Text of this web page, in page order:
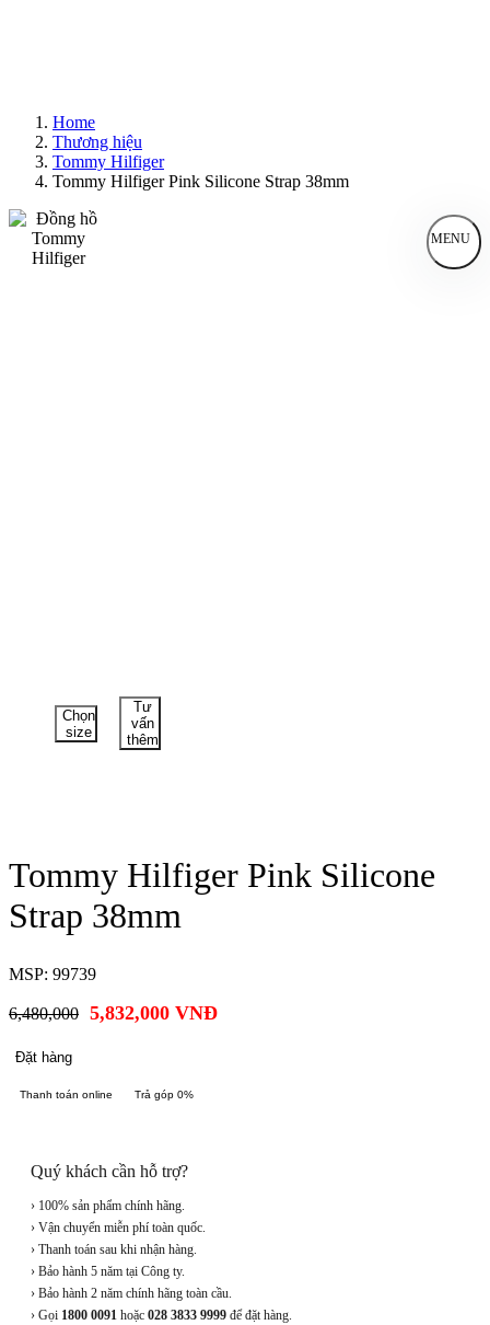
Home
Thương hiệu
Tommy Hilfiger
Tommy Hilfiger Pink Silicone Strap 38mm
MENU
Chọn
size
Tư
vấn
thêm
Tommy Hilfiger Pink Silicone
Strap 38mm
MSP: 99739
6,480,000 5,832,000 VNĐ
Đặt hàng
Thanh toán online Trả góp 0%
Quý khách cần hỗ trợ?
› 100% sản phẩm chính hãng.
› Vận chuyển miễn phí toàn quốc.
› Thanh toán sau khi nhận hàng.
› Bảo hành 5 năm tại Công ty.
› Bảo hành 2 năm chính hãng toàn cầu.
› Gọi 1800 0091 hoặc 028 3833 9999 để đặt hàng.